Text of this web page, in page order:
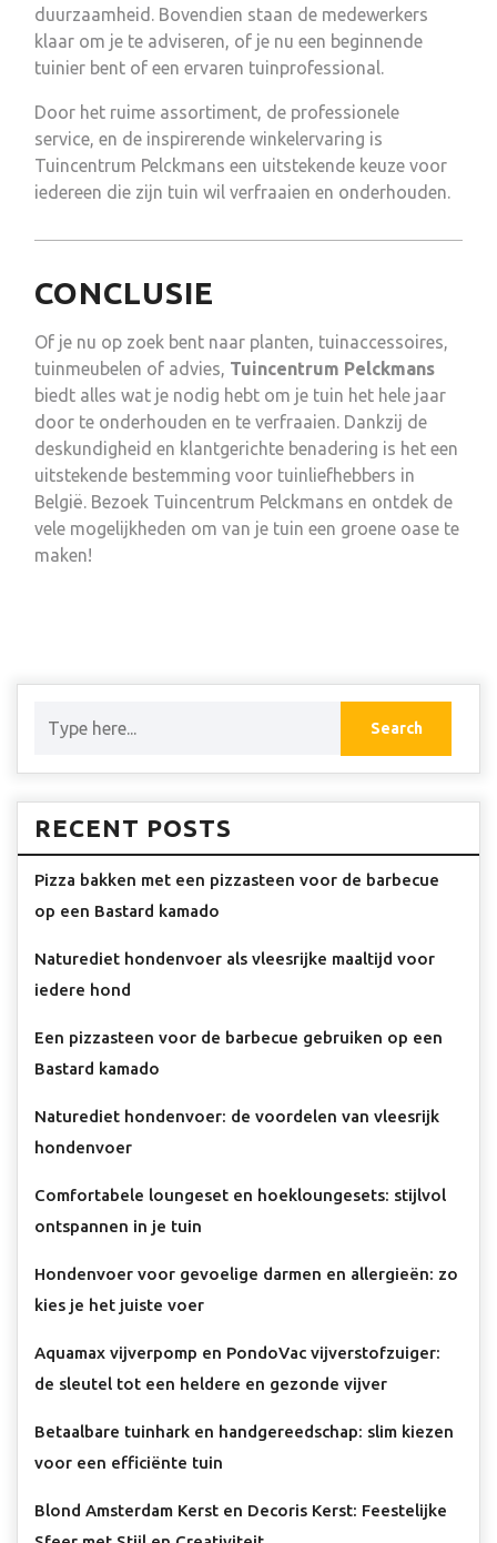
duurzaamheid. Bovendien staan de medewerkers
klaar om je te adviseren, of je nu een beginnende
tuinier bent of een ervaren tuinprofessional.
Door het ruime assortiment, de professionele
service, en de inspirerende winkelervaring is
Tuincentrum Pelckmans een uitstekende keuze voor
iedereen die zijn tuin wil verfraaien en onderhouden.
CONCLUSIE
Of je nu op zoek bent naar planten, tuinaccessoires,
tuinmeubelen of advies, Tuincentrum Pelckmans
biedt alles wat je nodig hebt om je tuin het hele jaar
door te onderhouden en te verfraaien. Dankzij de
deskundigheid en klantgerichte benadering is het een
uitstekende bestemming voor tuinliefhebbers in
België. Bezoek Tuincentrum Pelckmans en ontdek de
vele mogelijkheden om van je tuin een groene oase te
maken!
RECENT POSTS
Pizza bakken met een pizzasteen voor de barbecue
op een Bastard kamado
Naturediet hondenvoer als vleesrijke maaltijd voor
iedere hond
Een pizzasteen voor de barbecue gebruiken op een
Bastard kamado
Naturediet hondenvoer: de voordelen van vleesrijk
hondenvoer
Comfortabele loungeset en hoekloungesets: stijlvol
ontspannen in je tuin
Hondenvoer voor gevoelige darmen en allergieën: zo
kies je het juiste voer
Aquamax vijverpomp en PondoVac vijverstofzuiger:
de sleutel tot een heldere en gezonde vijver
Betaalbare tuinhark en handgereedschap: slim kiezen
voor een efficiënte tuin
Blond Amsterdam Kerst en Decoris Kerst: Feestelijke